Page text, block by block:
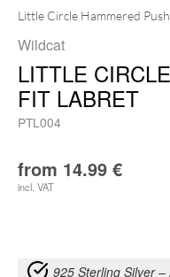
Little Circle Hammered
Wildcat
LITTLE
FIT LABRET
PTL004
from 14.99 €
incl. VAT
925 Sterling Silver